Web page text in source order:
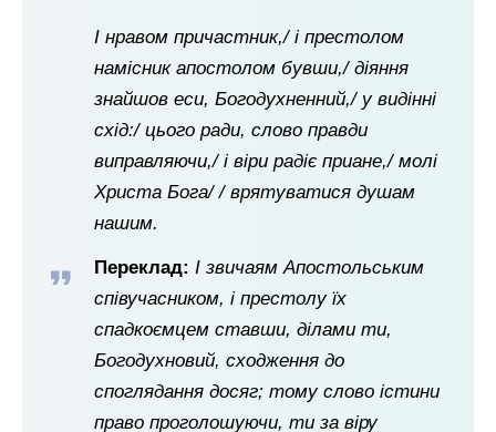
І нравом причастник,/ і престолом
намісник апостолом бувши,/ діяння
знайшов еси, Богодухненний,/ у видінні
схід:/ цього ради, слово правди
виправляючи,/ і віри радіє приане,/ молі
Христа Бога/ / врятуватися душам
нашим.
Переклад: І звичаям Апостольським
співучасником, і престолу їх
спадкоємцем ставши, ділами ти,
Богодухновий, сходження до
споглядання досяг; тому слово істини
право проголошуючи, ти за віру